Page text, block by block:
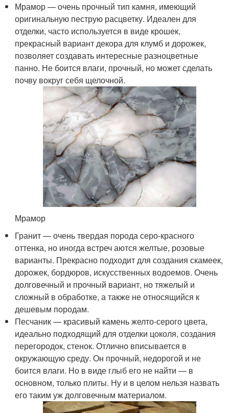
Мрамор — очень прочный тип камня, имеющий
оригинальную пеструю расцветку. Идеален для
отделки, часто используется в виде крошек,
прекрасный вариант декора для клумб и дорожек,
позволяет создавать интересные разноцветные
панно. Не боится влаги, прочный, но может сделать
почву вокруг себя щелочной.
Мрамор
Гранит — очень твердая порода серо-красного
оттенка, но иногда встреч аются желтые, розовые
варианты. Прекрасно подходит для создания скамеек,
дорожек, бордюров, искусственных водоемов. Очень
долговечный и прочный вариант, но тяжелый и
сложный в обработке, а также не относящийся к
дешевым породам.
Песчаник — красивый камень желто-серого цвета,
идеально подходящий для отделки цоколя, создания
перегородок, стенок. Отлично вписывается в
окружающую среду. Он прочный, недорогой и не
боится влаги. Но в виде глыб его не найти — в
основном, только плиты. Ну и в целом нельзя назвать
его таким уж долговечным материалом.